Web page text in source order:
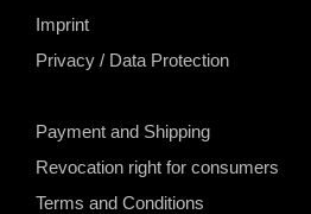
Imprint
Privacy / Data Protection
Payment and Shipping
Revocation right for consumers
Terms and Conditions